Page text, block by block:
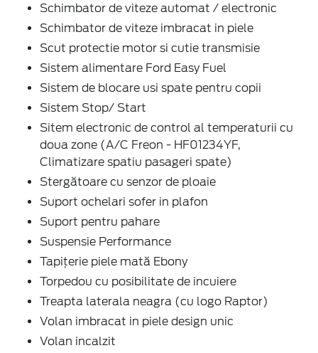
Schimbator de viteze automat / electronic
Schimbator de viteze imbracat in piele
Scut protectie motor si cutie transmisie
Sistem alimentare Ford Easy Fuel
Sistem de blocare usi spate pentru copii
Sistem Stop/ Start
Sitem electronic de control al temperaturii cu
doua zone (A/C Freon - HF01234YF,
Climatizare spatiu pasageri spate)
Stergătoare cu senzor de ploaie
Suport ochelari sofer in plafon
Suport pentru pahare
Suspensie Performance
Tapițerie piele mată Ebony
Torpedou cu posibilitate de incuiere
Treapta laterala neagra (cu logo Raptor)
Volan imbracat in piele design unic
Volan incalzit